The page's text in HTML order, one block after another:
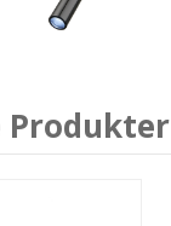
Produkter